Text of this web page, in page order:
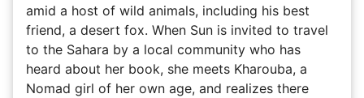
amid a host of wild animals, including his best
friend, a desert fox. When Sun is invited to travel
to the Sahara by a local community who has
heard about her book, she meets Kharouba, a
Nomad girl of her own age, and realizes there